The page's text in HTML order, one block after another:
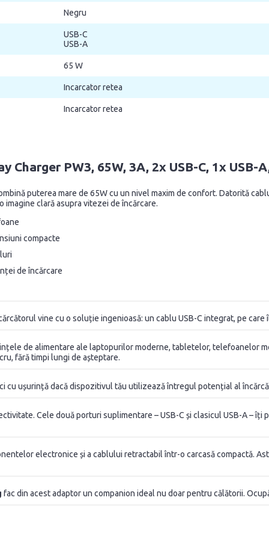
Negru
USB-C
USB-A
65 W
Incarcator retea
Incarcator retea
PW3, 65W, 3A, 2x USB-C, 1x USB-
puterea mare de 65W cu un nivel maxim de confort. Datorită
clară asupra vitezei de încărcare.
compacte
de încărcare
vine cu o soluție ingenioasă: un cablu USB-C integrat, pe
de alimentare ale laptopurilor moderne, tabletelor, telefoanelor
fără timpi lungi de așteptare.
cu ușurință dacă dispozitivul tău utilizează întregul potențial al
Cele două porturi suplimentare – USB-C și clasicul USB-A –
electronice și a cablului retractabil într-o carcasă compactă.
fac din acest adaptor un companion ideal nu doar pentru călătorii.